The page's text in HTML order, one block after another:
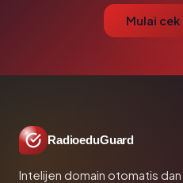
Mulai
RadioeduGuard
Intelijen domain otomatis